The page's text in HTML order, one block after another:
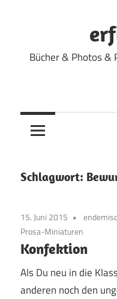
Bücher & Photos
Schlagwort:
15. Juni 2015
Prosa-Miniaturen
Konfektion
Als Du neu in die
anderen noch den